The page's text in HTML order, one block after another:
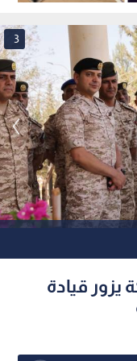
بجامعة الأزهر
3
يزور قيادة